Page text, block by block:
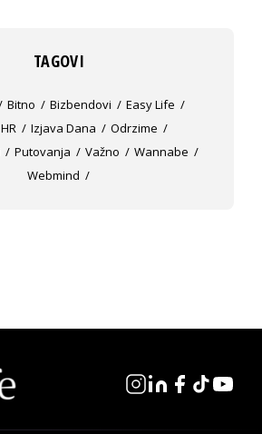
TAGOVI
Bitno Bizbendovi
Easy Life
HR Izjava Dana
Odrzime
Putovanja Važno
Wannabe
Webmind